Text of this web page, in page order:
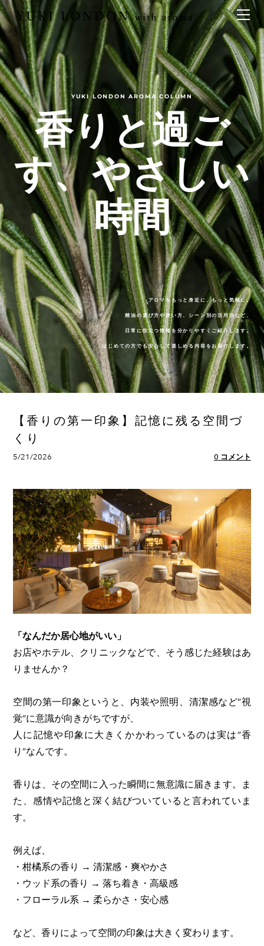
YUKI LONDON AROMA COLUMN
香りと過ご
す、やさしい
時間
アロマをもっと身近に、もっと気軽に。
精油の選び方や使い方、シーン別の活用法など、
​日常に役立つ情報を分かりやすくご紹介します。
はじめての方でも安心して楽しめる内容をお届けします。
【香りの第一印象】記憶に残る空間づ
くり
5/21/2026 0 コメント
「なんだか居心地がいい」
お店やホテル、クリニックなどで、そう感じた経験はあ
りませんか？
空間の第一印象というと、内装や照明、清潔感など”視
覚”に意識が向きがちですが、
人に記憶や印象に大きくかかわっているのは実は”香
り”なんです。
香りは、その空間に入った瞬間に無意識に届きます。ま
た、感情や記憶と深く結びついていると言われていま
す。
例えば、
・柑橘系の香り → 清潔感・爽やかさ
・ウッド系の香り → 落ち着き・高級感
・フローラル系 → 柔らかさ・安心感
など、香りによって空間の印象は大きく変わります。
最新情報
トピックス
メディア情報
イベント情報
事業内容
アロマイベント／講習会
イベント
出張アロマ空間
アロマセレモニー《ゲスト参加型演出》
天然アロマ講座
aroma bar【完全会員制】
アロマ空間デザイン
アロマ空間導入の目的・メリット
お問い合わせ
アロマ空間無料体験お申込みフォーム
会社概要
代表の想い
ONLINE SHOP
香りの定期便
オリジナル商品
精油56種
グッズ基材
名入れギフト
特別なギフトセレクション
アロマコラム